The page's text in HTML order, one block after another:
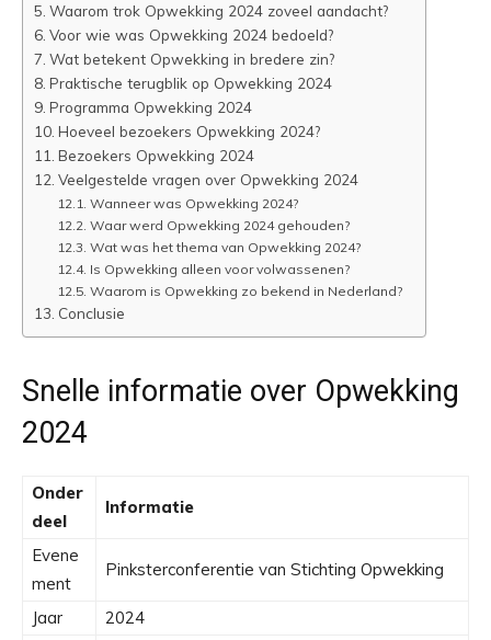
Waarom trok Opwekking 2024 zoveel aandacht?
Voor wie was Opwekking 2024 bedoeld?
Wat betekent Opwekking in bredere zin?
Praktische terugblik op Opwekking 2024
Programma Opwekking 2024
Hoeveel bezoekers Opwekking 2024?
Bezoekers Opwekking 2024
Veelgestelde vragen over Opwekking 2024
Wanneer was Opwekking 2024?
Waar werd Opwekking 2024 gehouden?
Wat was het thema van Opwekking 2024?
Is Opwekking alleen voor volwassenen?
Waarom is Opwekking zo bekend in Nederland?
Conclusie
Snelle informatie over Opwekking
2024
Onder
deel
Informatie
Evene
ment
Pinksterconferentie van Stichting Opwekking
Jaar
2024